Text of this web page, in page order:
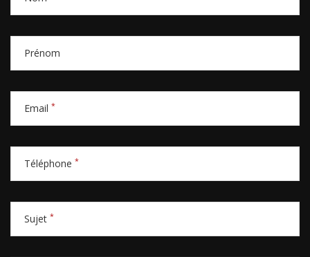
Prénom
Email *
Téléphone *
Sujet *